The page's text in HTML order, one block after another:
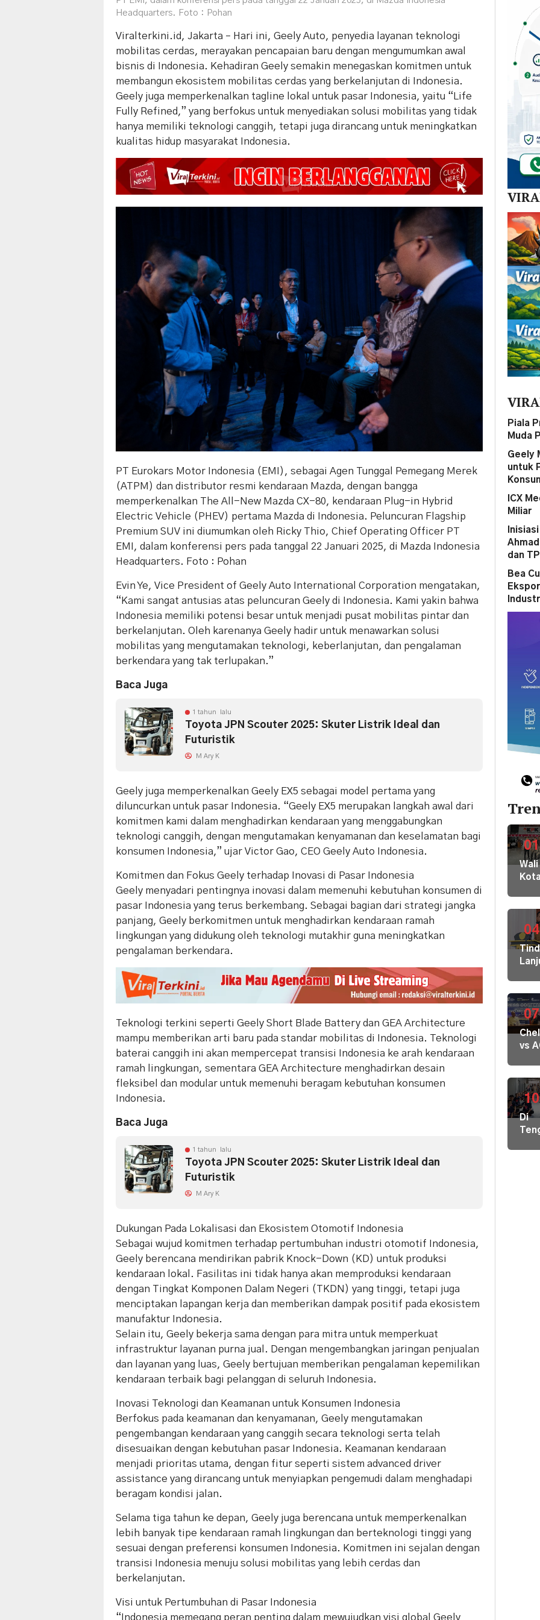
Headquarters. Foto : Pohan
Viralterkini.id, Jakarta – Hari ini, Geely Auto, penyedia layanan teknologi
mobilitas cerdas, merayakan pencapaian baru dengan mengumumkan awal
bisnis di Indonesia. Kehadiran Geely semakin menegaskan komitmen untuk
membangun ekosistem mobilitas cerdas yang berkelanjutan di Indonesia.
Geely juga memperkenalkan tagline lokal untuk pasar Indonesia, yaitu “Life
Fully Refined,” yang berfokus untuk menyediakan solusi mobilitas yang tidak
hanya memiliki teknologi canggih, tetapi juga dirancang untuk meningkatkan
kualitas hidup masyarakat Indonesia.
PT Eurokars Motor Indonesia (EMI), sebagai Agen Tunggal Pemegang Merek
(ATPM) dan distributor resmi kendaraan Mazda, dengan bangga
memperkenalkan The All-New Mazda CX-80, kendaraan Plug-in Hybrid
Electric Vehicle (PHEV) pertama Mazda di Indonesia. Peluncuran Flagship
Premium SUV ini diumumkan oleh Ricky Thio, Chief Operating Officer PT
EMI, dalam konferensi pers pada tanggal 22 Januari 2025, di Mazda Indonesia
Headquarters. Foto : Pohan
Evin Ye, Vice President of Geely Auto International Corporation mengatakan,
“Kami sangat antusias atas peluncuran Geely di Indonesia. Kami yakin bahwa
Indonesia memiliki potensi besar untuk menjadi pusat mobilitas pintar dan
berkelanjutan. Oleh karenanya Geely hadir untuk menawarkan solusi
mobilitas yang mengutamakan teknologi, keberlanjutan, dan pengalaman
berkendara yang tak terlupakan.”
Baca Juga
1 tahun lalu
Toyota JPN Scouter 2025: Skuter Listrik Ideal dan
Futuristik
M Ary K
Geely juga memperkenalkan Geely EX5 sebagai model pertama yang
diluncurkan untuk pasar Indonesia. “Geely EX5 merupakan langkah awal dari
komitmen kami dalam menghadirkan kendaraan yang menggabungkan
teknologi canggih, dengan mengutamakan kenyamanan dan keselamatan bagi
konsumen Indonesia,” ujar Victor Gao, CEO Geely Auto Indonesia.
Komitmen dan Fokus Geely terhadap Inovasi di Pasar Indonesia
Geely menyadari pentingnya inovasi dalam memenuhi kebutuhan konsumen di
pasar Indonesia yang terus berkembang. Sebagai bagian dari strategi jangka
panjang, Geely berkomitmen untuk menghadirkan kendaraan ramah
lingkungan yang didukung oleh teknologi mutakhir guna meningkatkan
pengalaman berkendara.
Teknologi terkini seperti Geely Short Blade Battery dan GEA Architecture
mampu memberikan arti baru pada standar mobilitas di Indonesia. Teknologi
baterai canggih ini akan mempercepat transisi Indonesia ke arah kendaraan
ramah lingkungan, sementara GEA Architecture menghadirkan desain
fleksibel dan modular untuk memenuhi beragam kebutuhan konsumen
Indonesia.
Baca Juga
1 tahun lalu
Toyota JPN Scouter 2025: Skuter Listrik Ideal dan
Futuristik
M Ary K
Dukungan Pada Lokalisasi dan Ekosistem Otomotif Indonesia
Sebagai wujud komitmen terhadap pertumbuhan industri otomotif Indonesia,
Geely berencana mendirikan pabrik Knock-Down (KD) untuk produksi
kendaraan lokal. Fasilitas ini tidak hanya akan memproduksi kendaraan
dengan Tingkat Komponen Dalam Negeri (TKDN) yang tinggi, tetapi juga
menciptakan lapangan kerja dan memberikan dampak positif pada ekosistem
manufaktur Indonesia.
Selain itu, Geely bekerja sama dengan para mitra untuk memperkuat
infrastruktur layanan purna jual. Dengan mengembangkan jaringan penjualan
dan layanan yang luas, Geely bertujuan memberikan pengalaman kepemilikan
kendaraan terbaik bagi pelanggan di seluruh Indonesia.
Inovasi Teknologi dan Keamanan untuk Konsumen Indonesia
Berfokus pada keamanan dan kenyamanan, Geely mengutamakan
pengembangan kendaraan yang canggih secara teknologi serta telah
disesuaikan dengan kebutuhan pasar Indonesia. Keamanan kendaraan
menjadi prioritas utama, dengan fitur seperti sistem advanced driver
assistance yang dirancang untuk menyiapkan pengemudi dalam menghadapi
beragam kondisi jalan.
Selama tiga tahun ke depan, Geely juga berencana untuk memperkenalkan
lebih banyak tipe kendaraan ramah lingkungan dan berteknologi tinggi yang
sesuai dengan preferensi konsumen Indonesia. Komitmen ini sejalan dengan
transisi Indonesia menuju solusi mobilitas yang lebih cerdas dan
berkelanjutan.
Visi untuk Pertumbuhan di Pasar Indonesia
“Indonesia memegang peran penting dalam mewujudkan visi global Geely
Piala
Muda
Geely
untuk
ICX
Miliar
dan
Bea
01
Wali
Kota
ke
RI
04
07
vs
di
Tiket
10
Di